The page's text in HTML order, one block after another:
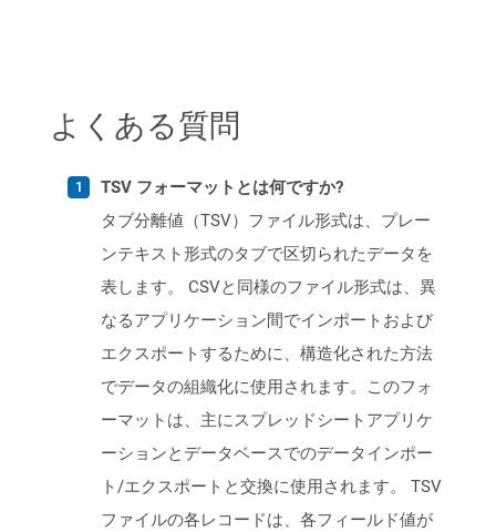
よくある質問
TSV フォーマットとは何ですか?
タブ分離値（TSV）ファイル形式は、プレー
ンテキスト形式のタブで区切られたデータを
表します。 CSVと同様のファイル形式は、異
なるアプリケーション間でインポートおよび
エクスポートするために、構造化された方法
でデータの組織化に使用されます。このフォ
ーマットは、主にスプレッドシートアプリケ
ーションとデータベースでのデータインポー
ト/エクスポートと交換に使用されます。 TSV
ファイルの各レコードは、各フィールド値が